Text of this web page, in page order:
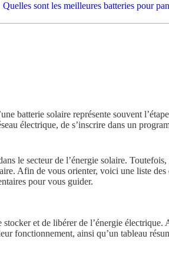
Quelles sont les meilleures batteries pour
batterie solaire représente souvent
électrique, de s’inscrire dans un
le secteur de l’énergie solaire.
Afin de vous orienter, voici une liste des
pour vous guider.
et de libérer de l’énergie
fonctionnement, ainsi qu’un tableau